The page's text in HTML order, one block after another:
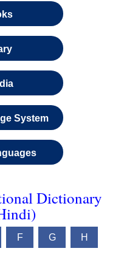
System
Dictionary
F G H